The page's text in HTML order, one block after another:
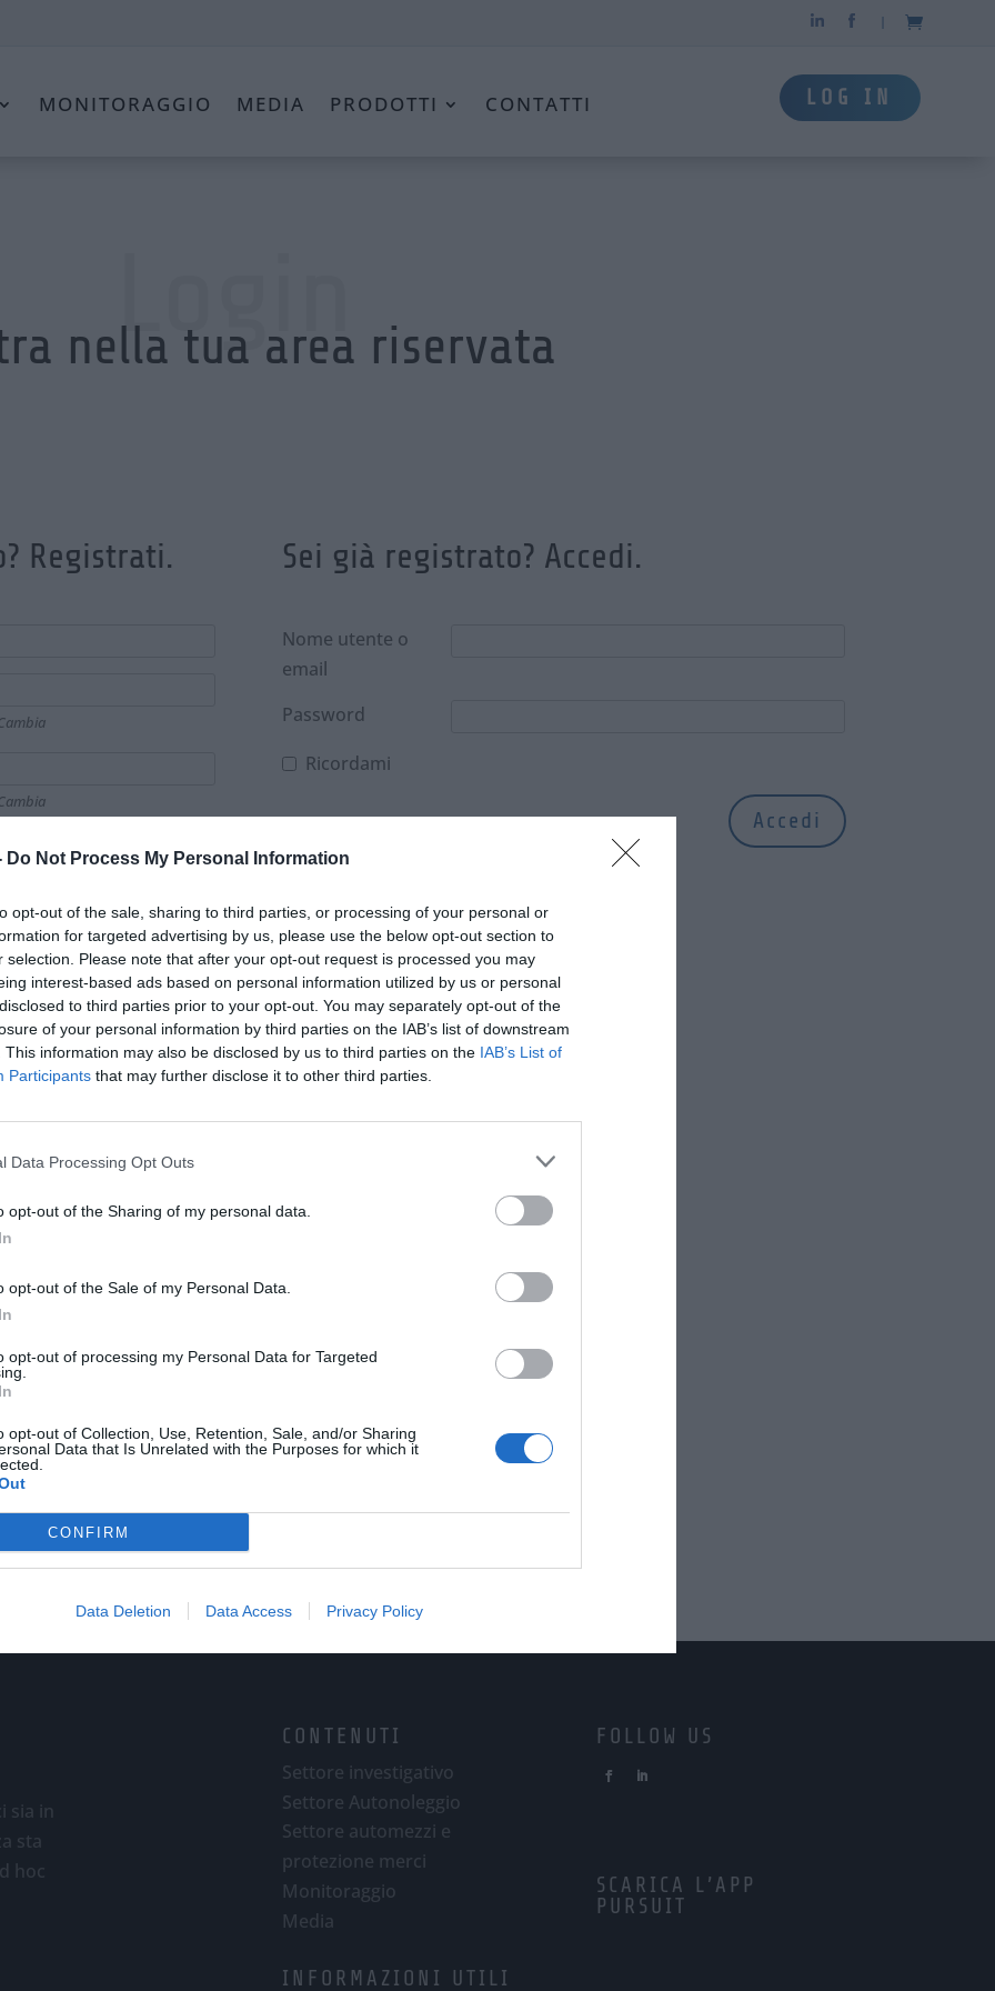
Do Not Process My Personal Information
opt-out of the sale, sharing to third parties, or processing of your personal or
for targeted advertising by us, please use the below opt-out section to
selection. Please note that after your opt-out request is processed you may
interest-based ads based on personal information utilized by us or personal
to third parties prior to your opt-out. You may separately opt-out of the
of your personal information by third parties on the IAB’s list of downstream
This information may also be disclosed by us to third parties on the IAB’s List of
Participants that may further disclose it to other third parties.
Data Processing Opt Outs
opt-out of the Sharing of my personal data.
opt-out of the Sale of my Personal Data.
opt-out of processing my Personal Data for Targeted
opt-out of Collection, Use, Retention, Sale, and/or Sharing
Data that Is Unrelated with the Purposes for which it
CONFIRM
Data Deletion Data Access Privacy Policy
|
MONITORAGGIO MEDIA PRODOTTI CONTATTI LOG IN
Login
nella tua area riservata
Registrati.
minimo una robustezza
dei dati descritte
Sei già registrato? Accedi.
Nome utente o
email
Password
Ricordami
sia in
sta
hoc
CONTENUTI
Settore investigativo
Settore Autonoleggio
Settore automezzi e
protezione merci
Monitoraggio
Media
INFORMAZIONI UTILI
FOLLOW US
SCARICA L’APP
PURSUIT